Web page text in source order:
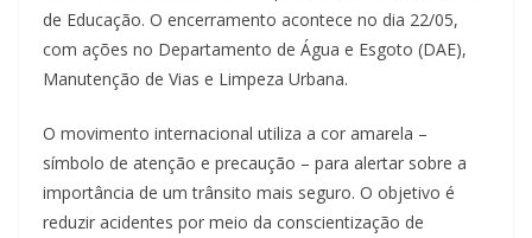
de Educação. O encerramento acontece no dia 22/05,
com ações no Departamento de Água e Esgoto (DAE),
Manutenção de Vias e Limpeza Urbana.
O movimento internacional utiliza a cor amarela –
símbolo de atenção e precaução – para alertar sobre a
importância de um trânsito mais seguro. O objetivo é
reduzir acidentes por meio da conscientização de